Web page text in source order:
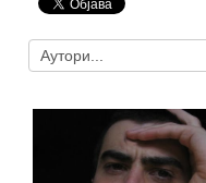
In memoriam: Зоран Ковачевић (1955-